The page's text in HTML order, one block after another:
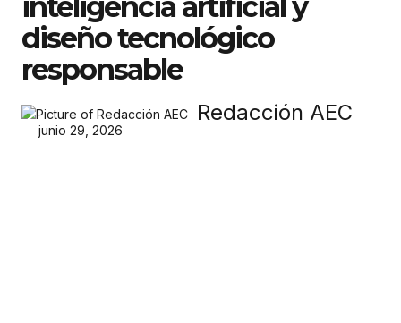
diseño tecnológico
responsable
Redacción AEC
junio 29, 2026